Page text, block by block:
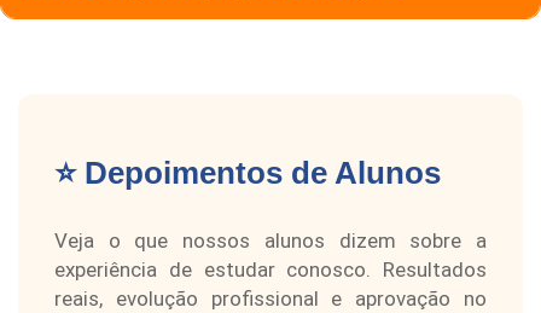
⭐ Depoimentos de Alunos
Veja o que nossos alunos dizem sobre a
experiência de estudar conosco. Resultados
reais, evolução profissional e aprovação no